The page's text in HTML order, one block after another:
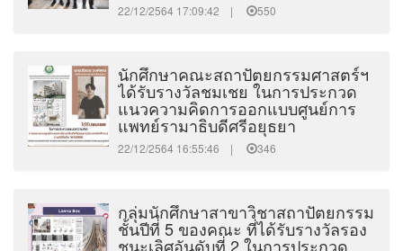
22/12/2564 17:09:42 | 550
นักศึกษาคณะสถาปัตยกรรมศาสตร์ฯ
ได้รับรางวัลชมเชย ในการประกวด
แนวความคิดการออกแบบศูนย์การ
แพทย์รามาธิบดีศรีอยุธยา
22/12/2564 16:55:46 | 346
กลุ่มนักศึกษาสาขาวิชาสถาปัตยกรรม
ชั้นปีที่ 5 ของคณะ ที่ได้รับรางวัลรอง
ชนะเลิศอันดับที่ 2 ในการประกวด